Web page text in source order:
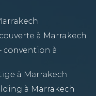
à Marrakech
convention à
à Marrakech
à Marrakech